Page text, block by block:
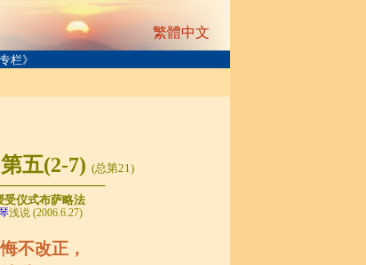
栏》
五(2-7) (总第21)
受仪式布萨略法
浅说 (2006.6.27)
不改正，
繁體中文